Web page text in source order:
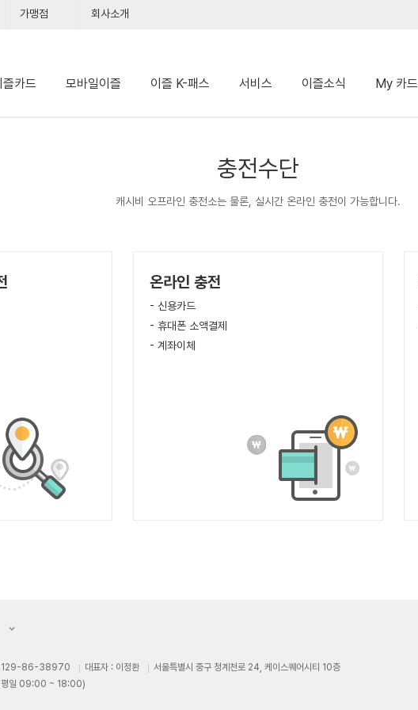
가맹점 회사소개
즐카드 모바일이즐 이즐 K-패스 서비스 이즐소식 My 카드
충전수단
캐시비 오프라인 충전소는 물론, 실시간 온라인 충전이 가능합니다.
온라인 충전
신용카드
휴대폰 소액결제
계좌이체
: 129-86-38970 대표자 : 이정환
서울특별시 중구 청계천로 24, 케이스퀘어시티 10층
평일 09:00 ~ 18:00)